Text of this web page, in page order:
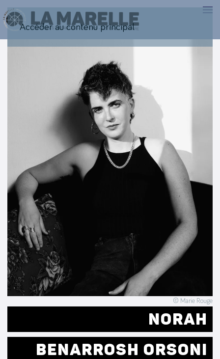
Accéder au contenu principal
© Marie Rouge
NORAH
BENARROSH ORSONI